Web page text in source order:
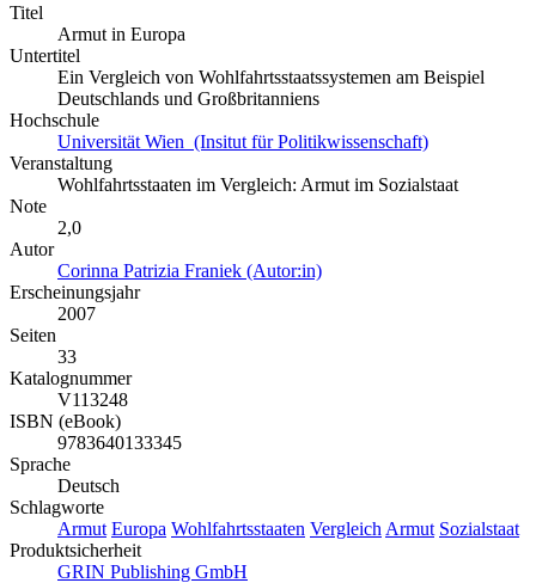
Titel
Armut in Europa
Untertitel
Ein Vergleich von Wohlfahrtsstaatssystemen am Beispiel
Deutschlands und Großbritanniens
Hochschule
Universität Wien (Insitut für Politikwissenschaft)
Veranstaltung
Wohlfahrtsstaaten im Vergleich: Armut im Sozialstaat
Note
2,0
Autor
Corinna Patrizia Franiek (Autor:in)
Erscheinungsjahr
2007
Seiten
33
Katalognummer
V113248
ISBN (eBook)
9783640133345
Sprache
Deutsch
Schlagworte
Armut Europa Wohlfahrtsstaaten Vergleich Armut Sozialstaat
Produktsicherheit
GRIN Publishing GmbH